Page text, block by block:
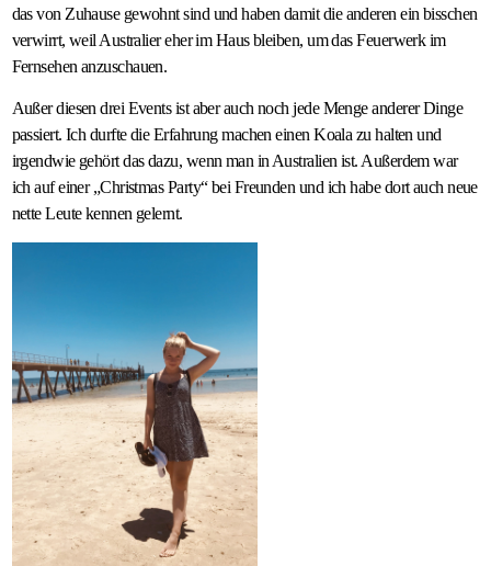
das von Zuhause gewohnt sind und haben damit die anderen ein bisschen
verwirrt, weil Australier eher im Haus bleiben, um das Feuerwerk im
Fernsehen anzuschauen.
Außer diesen drei Events ist aber auch noch jede Menge anderer Dinge
passiert. Ich durfte die Erfahrung machen einen Koala zu halten und
irgendwie gehört das dazu, wenn man in Australien ist. Außerdem war
ich auf einer „Christmas Party“ bei Freunden und ich habe dort auch neue
nette Leute kennen gelernt.